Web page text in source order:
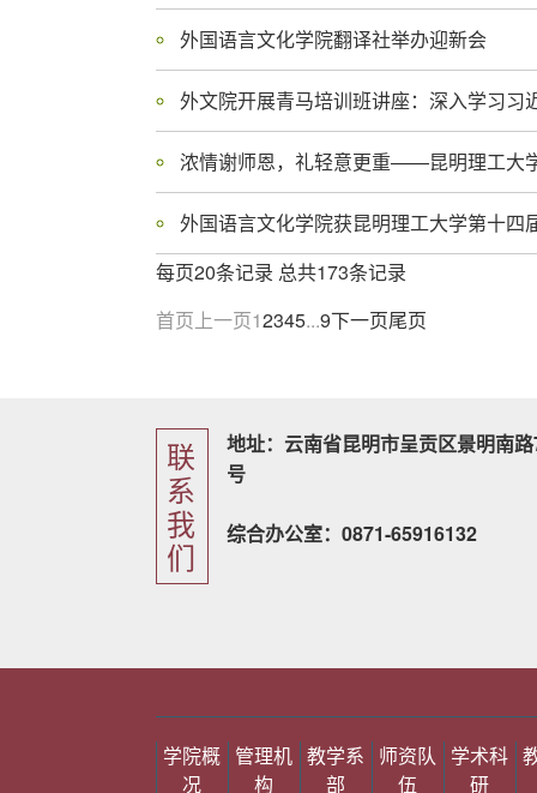
外国语言文化学院翻译社举办迎新会
每页20条记录 总共173条记录
首页 上一页12345...9下一页尾页
联
系
我
们
地址：云南省昆明市呈贡区景明南
号
综合办公室：0871-65916132
学院概
况
管理机
构
教学系
部
师资队
伍
学术科
研